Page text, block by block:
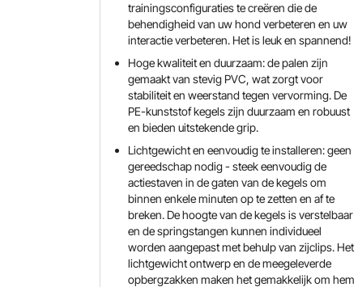
trainingsconfiguraties te creëren die de
behendigheid van uw hond verbeteren en uw
interactie verbeteren. Het is leuk en spannend!
Hoge kwaliteit en duurzaam: de palen zijn
gemaakt van stevig PVC, wat zorgt voor
stabiliteit en weerstand tegen vervorming. De
PE-kunststof kegels zijn duurzaam en robuust
en bieden uitstekende grip.
Lichtgewicht en eenvoudig te installeren: geen
gereedschap nodig - steek eenvoudig de
actiestaven in de gaten van de kegels om
binnen enkele minuten op te zetten en af ​​te
breken. De hoogte van de kegels is verstelbaar
en de springstangen kunnen individueel
worden aangepast met behulp van zijclips. Het
lichtgewicht ontwerp en de meegeleverde
opbergzakken maken het gemakkelijk om hem